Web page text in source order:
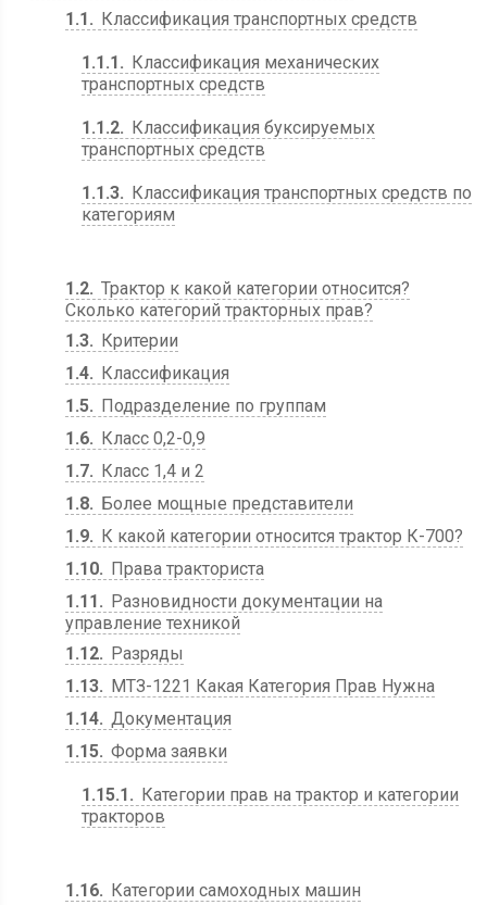
1.1
Классификация транспортных средств
1.1.1
Классификация механических
транспортных средств
1.1.2
Классификация буксируемых
транспортных средств
1.1.3
Классификация транспортных средств по
категориям
1.2 Трактор к какой категории относится?
Сколько категорий тракторных прав?
1.3
Критерии
1.4
Классификация
1.5
Подразделение по группам
1.6
Класс 0,2-0,9
1.7
Класс 1,4 и 2
1.8
Более мощные представители
1.9
К какой категории относится трактор К-700?
1.10
Права тракториста
1.11
Разновидности документации на
управление техникой
1.12
Разряды
1.13
МТЗ-1221 Какая Категория Прав Нужна
1.14 Документация
1.15 Форма заявки
1.15.1
Категории прав на трактор и категории
тракторов
1.16 Категории самоходных машин